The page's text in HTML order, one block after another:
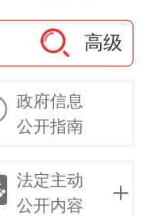
高级
政府信息
公开指南
法定主动
公开内容